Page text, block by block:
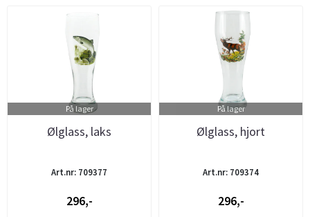
På lager
Ølglass, laks
Art.nr: 709377
296,-
På lager
Ølglass, hjort
Art.nr: 709374
296,-